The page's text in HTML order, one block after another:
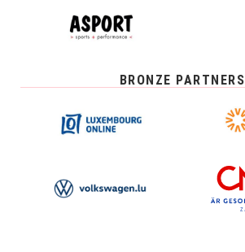
BRONZE PARTNERS